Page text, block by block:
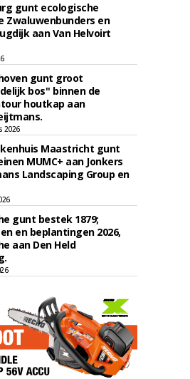
gunt ecologische
Zwaluwenbunders en
aan Van Helvoirt
gunt groot
bos'' binnen de
houtkap aan
2026
Maastricht gunt
MUMC+ aan Jonkers
Landscaping Group en
gunt bestek 1879;
en beplantingen 2026,
aan Den Held